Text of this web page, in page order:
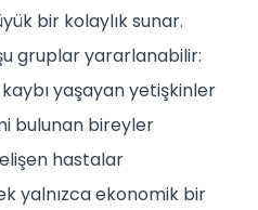
bir kolaylık sunar.
gruplar yararlanabilir:
yaşayan yetişkinler
bulunan bireyler
hastalar
yalnızca ekonomik bir